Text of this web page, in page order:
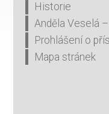
Historie
Anděla Veselá
Prohlášení o
Mapa stránek